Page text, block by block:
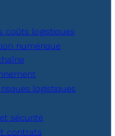
coûts logistiques
numérique
logistiques
sécurité
contrats